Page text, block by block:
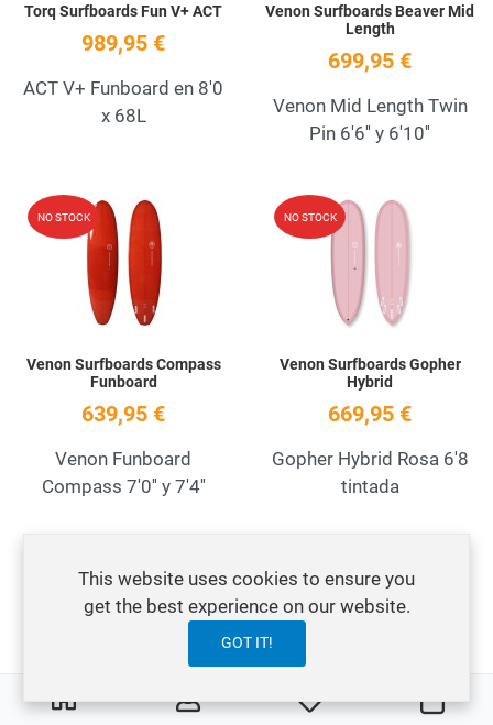
My Wishlist Orga
Torq Surfboards Fun V+ ACT
989,95 €
ACT V+ Funboard en 8'0
x 68L
Venon Surfboards Beaver Mid
Length
699,95 €
Venon Mid Length Twin
Pin 6'6'' y 6'10''
NO STOCK Add to Wishlist
Venon Surfboards Compass
Funboard
639,95 €
Venon Funboard
Compass 7'0'' y 7'4''
NO STOCK
Venon Surfboards Gopher
Hybrid
669,95 €
Gopher Hybrid Rosa 6'8
tintada
Quick View
Venon Surfboards Midlenght Venon Surfboards Egg
This website uses cookies to ensure you
get the best experience on our website.
GOT IT!